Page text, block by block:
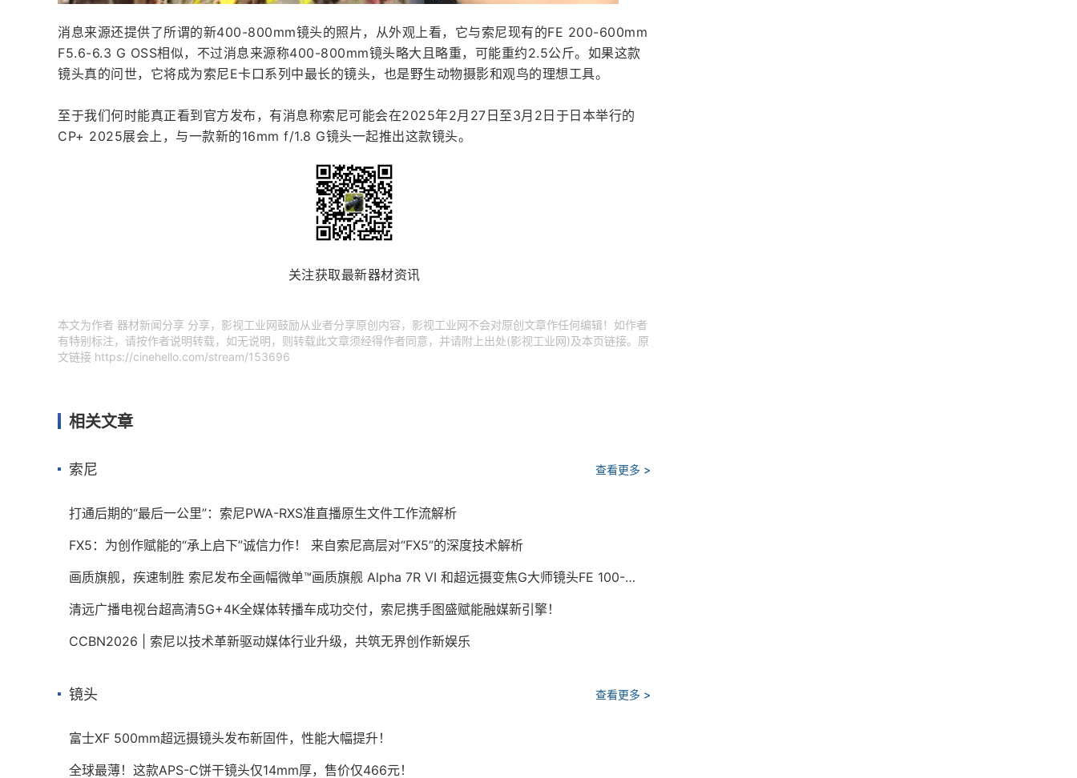
消息来源还提供了所谓的新400-800mm镜头的照片，从外观上看，它与索尼现有的FE 200-600mm
F5.6-6.3 G OSS相似，不过消息来源称400-800mm镜头略大且略重，可能重约2.5公斤。如果这款
镜头真的问世，它将成为索尼E卡口系列中最长的镜头，也是野生动物摄影和观鸟的理想工具。
至于我们何时能真正看到官方发布，有消息称索尼可能会在2025年2月27日至3月2日于日本举行的
CP+ 2025展会上，与一款新的16mm f/1.8 G镜头一起推出这款镜头。
关注获取最新器材资讯
本文为作者 器材新闻分享 分享，影视工业网鼓励从业者分享原创内容，影视工业网不会对原创文章作任何编辑！如作者
有特别标注，请按作者说明转载，如无说明，则转载此文章须经得作者同意，并请附上出处(影视工业网)及本页链接。原
文链接 https://cinehello.com/stream/153696
相关文章
索尼 查看更多 >
打通后期的“最后一公里”：索尼PWA-RXS准直播原生文件工作流解析
FX5：为创作赋能的“承上启下”诚信力作！ 来自索尼高层对“FX5”的深度技术解析
画质旗舰，疾速制胜 索尼发布全画幅微单™画质旗舰 Alpha 7R VI 和超远摄变焦G大师镜头FE 100-400mm F4.5 GM OSS
清远广播电视台超高清5G+4K全媒体转播车成功交付，索尼携手图盛赋能融媒新引擎！
CCBN2026 | 索尼以技术革新驱动媒体行业升级，共筑无界创作新娱乐
镜头 查看更多 >
富士XF 500mm超远摄镜头发布新固件，性能大幅提升！
全球最薄！这款APS-C饼干镜头仅14mm厚，售价仅466元！